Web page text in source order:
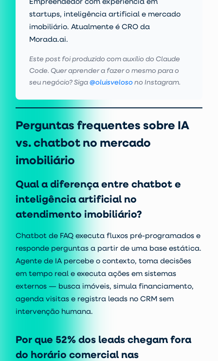
startups, inteligência artificial e mercado
imobiliário. Atualmente é CRO da
Morada.ai.
Este post foi produzido com auxílio do Claude
Code. Quer aprender a fazer o mesmo para o
seu negócio? Siga@oluisvelosono Instagram.
Perguntas frequentes sobre IA
vs. chatbot no mercado
imobiliário
Qual a diferença entre chatbot e
inteligência artificial no
atendimento imobiliário?
Chatbot de FAQ executa fluxos pré-programados e
responde perguntas a partir de uma base estática.
Agente de IA percebe o contexto, toma decisões
em tempo real e executa ações em sistemas
externos — busca imóveis, simula financiamento,
agenda visitas e registra leads no CRM sem
intervenção humana.
Por que 52% dos leads chegam fora
do horário comercial nas